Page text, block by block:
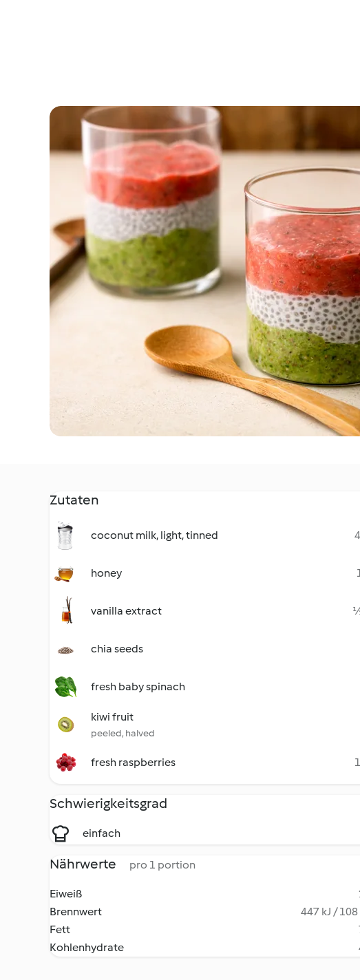
Zutaten
coconut milk, light, tinned
honey
vanilla extract
chia seeds
fresh baby spinach
kiwi fruit
peeled, halved
fresh raspberries
Schwierigkeitsgrad
einfach
Nährwerte pro 1 portion
Eiweiß
Brennwert
447 kJ /
Fett
Kohlenhydrate